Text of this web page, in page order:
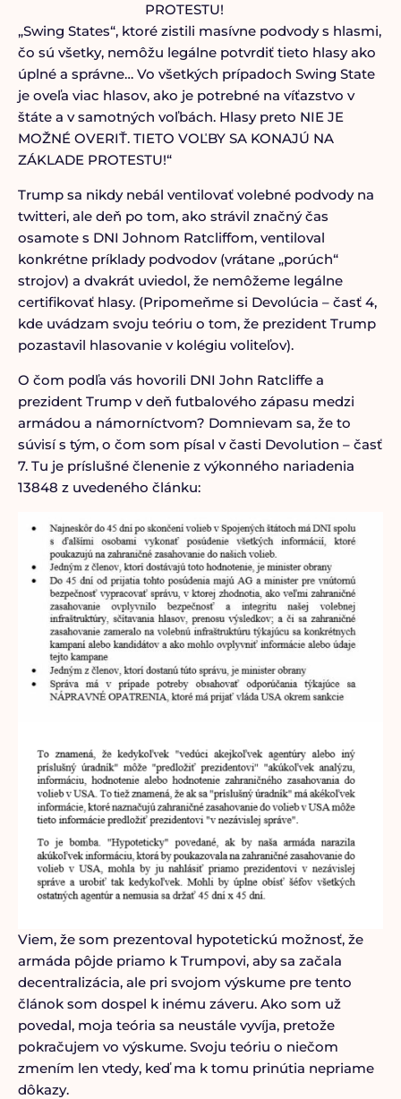
PROTESTU!
„Swing States“, ktoré zistili masívne podvody s hlasmi,
čo sú všetky, nemôžu legálne potvrdiť tieto hlasy ako
úplné a správne… Vo všetkých prípadoch Swing State
je oveľa viac hlasov, ako je potrebné na víťazstvo v
štáte a v samotných voľbách. Hlasy preto NIE JE
MOŽNÉ OVERIŤ. TIETO VOĽBY SA KONAJÚ NA
ZÁKLADE PROTESTU!“
Trump sa nikdy nebál ventilovať volebné podvody na
twitteri, ale deň po tom, ako strávil značný čas
osamote s DNI Johnom Ratcliffom, ventiloval
konkrétne príklady podvodov (vrátane „porúch“
strojov) a dvakrát uviedol, že nemôžeme legálne
certifikovať hlasy. (Pripomeňme si Devolúcia – časť 4,
kde uvádzam svoju teóriu o tom, že prezident Trump
pozastavil hlasovanie v kolégiu voliteľov).
O čom podľa vás hovorili DNI John Ratcliffe a
prezident Trump v deň futbalového zápasu medzi
armádou a námorníctvom? Domnievam sa, že to
súvisí s tým, o čom som písal v časti Devolution – časť
7. Tu je príslušné členenie z výkonného nariadenia
13848 z uvedeného článku:
Viem, že som prezentoval hypotetickú možnosť, že
armáda pôjde priamo k Trumpovi, aby sa začala
decentralizácia, ale pri svojom výskume pre tento
článok som dospel k inému záveru. Ako som už
povedal, moja teória sa neustále vyvíja, pretože
pokračujem vo výskume. Svoju teóriu o niečom
zmením len vtedy, keď ma k tomu prinútia nepriame
dôkazy.